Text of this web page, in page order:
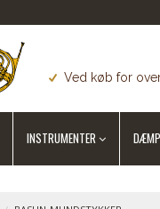
Ved køb for
INSTRUMENTER